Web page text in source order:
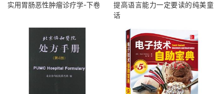
实用胃肠恶性肿瘤诊疗学-下卷
提高语言能力一定要读的纯美童
话